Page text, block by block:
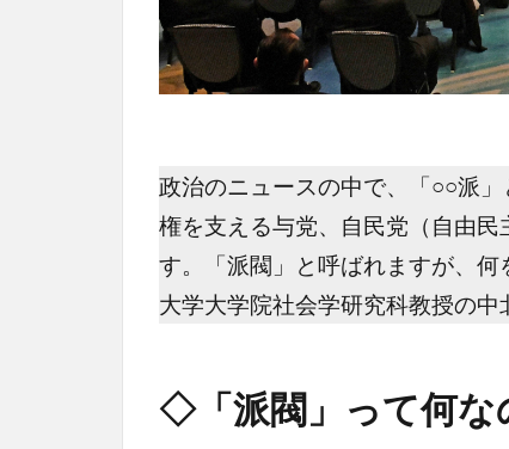
政治のニュースの中で、「○○派
権を支える与党、自民党（自由
す。「派閥」と呼ばれますが、
大学大学院社会学研究科教授の中
◇「派閥」って何な